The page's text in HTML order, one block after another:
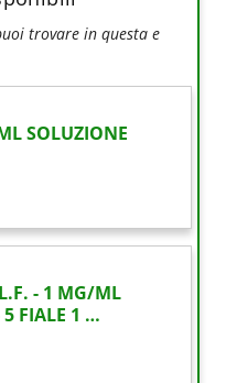
trovare in questa e
- 1 MG/ML
5 FIALE 1 …